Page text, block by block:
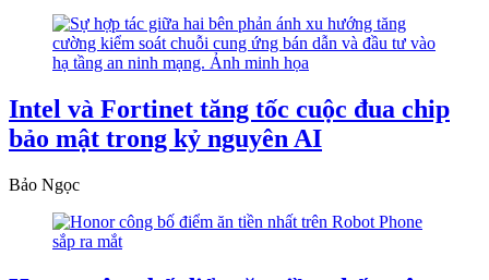
Intel và Fortinet tăng tốc cuộc đua chip
bảo mật trong kỷ nguyên AI
Bảo Ngọc